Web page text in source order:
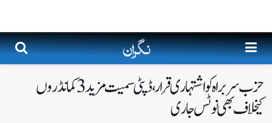
حزب سربراہ کو اشتہاری قرار ،ڈپٹی سمیت مزید 3کمانڈروں
کیخلاف بھی نوٹس جاری